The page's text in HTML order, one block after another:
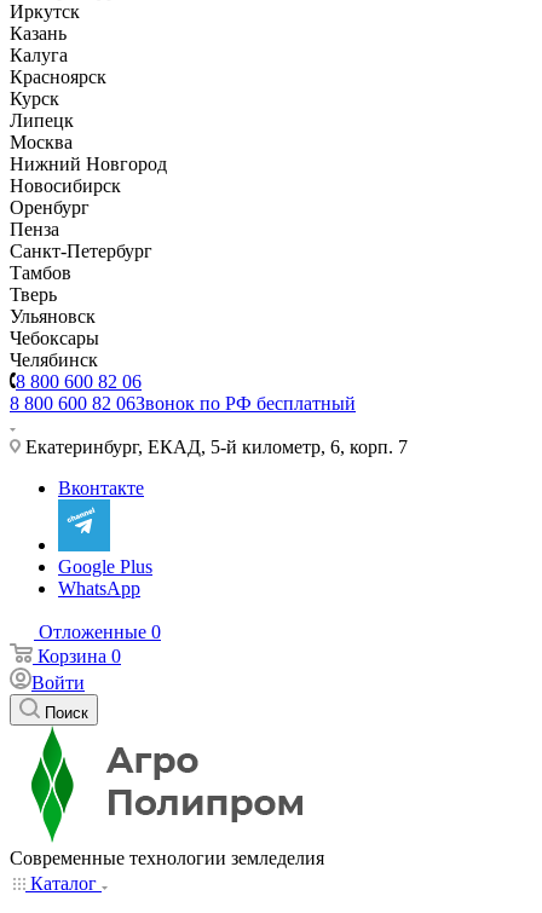
Иркутск
Казань
Калуга
Красноярск
Курск
Липецк
Москва
Нижний Новгород
Новосибирск
Оренбург
Пенза
Санкт-Петербург
Тамбов
Тверь
Ульяновск
Чебоксары
Челябинск
8 800 600 82 06
8 800 600 82 06Звонок по РФ бесплатный
Екатеринбург, ЕКАД, 5-й километр, 6, корп. 7
Вконтакте
Google Plus
WhatsApp
Отложенные 0
Корзина 0
Войти
Поиск
Современные технологии земледелия
Каталог